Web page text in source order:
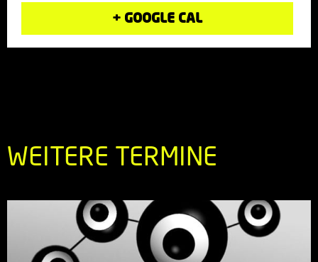
+ GOOGLE CAL
WEITERE TERMINE